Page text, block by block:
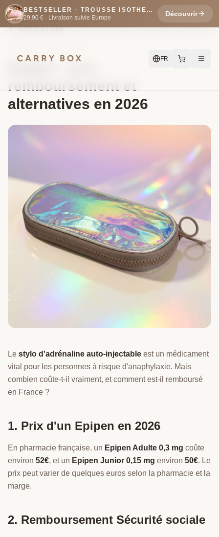
BESTSELLER · TROUSSE ISOTHERME VELOURS
29,90 € · Livraison suivie Europe Découvrir
FR
Retour au blog
remboursement et
alternatives en 2026
Le stylo d'adrénaline auto-injectable est un médicament
vital pour les personnes à risque d'anaphylaxie. Mais
combien coûte-t-il vraiment, et comment est-il remboursé
en France ?
1. Prix d'un Epipen en 2026
En pharmacie française, un Epipen Adulte 0,3 mg coûte
environ 52€, et un Epipen Junior 0,15 mg environ 50€. Le
prix peut varier de quelques euros selon la pharmacie et la
marge.
2. Remboursement Sécurité sociale